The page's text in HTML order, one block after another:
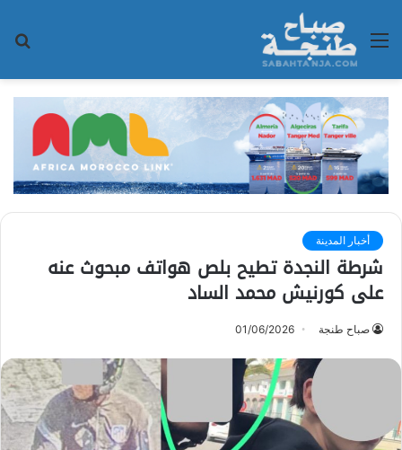
القائمة
أخبار المدينة
شرطة النجدة تطيح بلص هواتف مبحوث عنه
على كورنيش محمد الساد
صباح طنجة 01/06/2026